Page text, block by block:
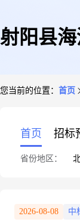
射阳县
您当前的位置： 首页
首页 招标
省份地区：
2026-08-08 中